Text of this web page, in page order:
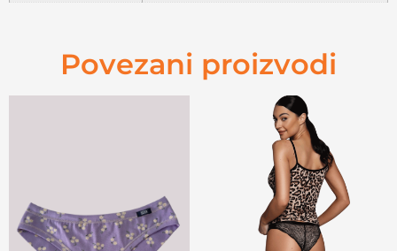
Povezani proizvodi